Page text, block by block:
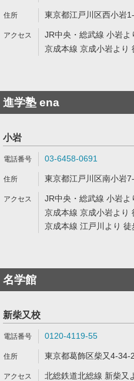
東京都江戸川区西小岩
JR中央・総武線 小岩よ
京成本線 京成小岩より
進学塾 ena
小岩
03-6458-0691
東京都江戸川区南小岩
JR中央・総武線 小岩よ
京成本線 京成小岩より
京成本線 江戸川より
名学館
新柴又校
0120-4119-55
東京都葛飾区柴又4-34-
北総鉄道北総線 新柴又